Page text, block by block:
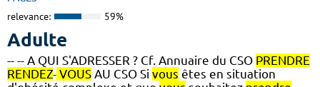
relevance: 59%
Adulte
-- -- A QUI S'ADRESSER ? Cf. Annuaire du CSO PRENDRE
RENDEZ- VOUS AU CSO Si vous êtes en situation